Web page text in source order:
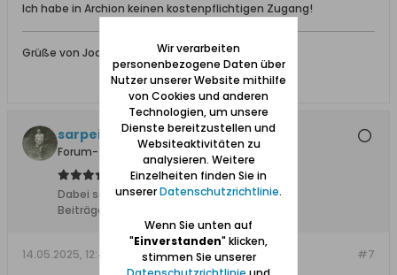
Ich habe in Archion keinen kostenpflichtigen Zugang!
Grüße von Joachim
sarpei
Forum-Teilnehmer
Dabei seit:17.12.2013
Beiträge:
#7
14.05.2025, 12:49
Wir verarbeiten
personenbezogene Daten über
Nutzer unserer Website mithilfe
von Cookies und anderen
Technologien, um unsere
Dienste bereitzustellen und
Websiteaktivitäten zu
analysieren. Weitere
Einzelheiten finden Sie in
unsererDatenschutzrichtlinie.
Wenn Sie unten auf
"Einverstanden" klicken,
stimmen Sie unserer